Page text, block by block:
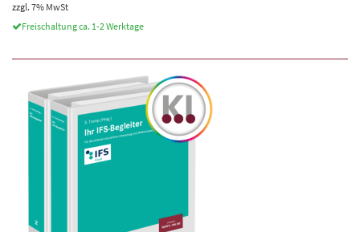
zzgl. 7% MwSt
Freischaltung ca. 1-2 Werktage